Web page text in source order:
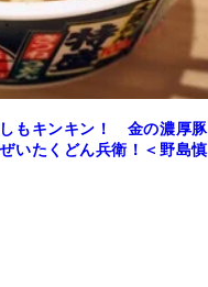
しもキンキン！ 金の濃厚豚
いたくどん兵衛！＜野島慎